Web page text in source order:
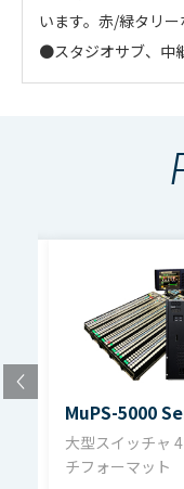
います。赤/緑タリ
●スタジオサブ、中
●背面アクセスは入
●電源系統冗長、一
●GPI、タリーの豊
4K機能
ラムエンジンを備
イザ）を備えてい
ルタイム送出可能
■入出力
映像出力
●豊富なキーヤ数と
●リサイザを伴った
●トリミング機能
を可能に
●M/E内蔵フレーム
保存ストレージか
レージに読み出して
●効果メモリの使
ン出しでき、チェ
多素材の取り扱いが
マルチビューワはレ
2K解像度×8
出力に合わせこみ可
●入力、出力共に、
と共に、4K/2K解像
●小型スイッチャは
・
アイコン
のアイコンの場
ファ
MuPS-5000 Series（
タログ（pdf）4.5MB
（pdf）7.9MB
【外観図】DVF-
MuPS-5000
大型スイッチャ
チフォーマット